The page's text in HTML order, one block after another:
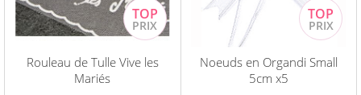
Rouleau de Tulle Vive les
Mariés
Noeuds en Organdi Small
5cm x5